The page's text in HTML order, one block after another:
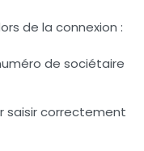
de la connexion :
de sociétaire
saisir correctement